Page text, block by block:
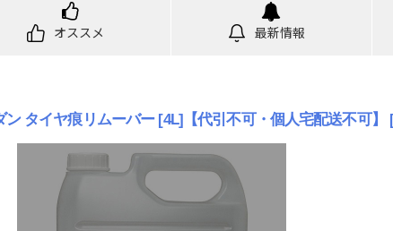
オススメ 最新情報
ン タイヤ痕リムーバー [4L]【代引不可・個人宅配送不可】